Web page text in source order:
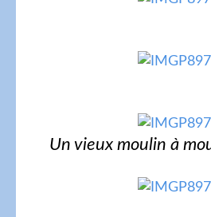
Un vieux moulin à